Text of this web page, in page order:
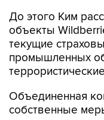
До этого Ким
объекты
текущие
промышленных
Объединенная
собственные